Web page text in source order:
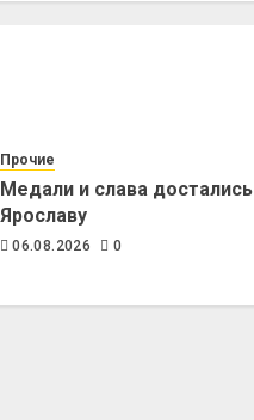
Прочие
Медали и слава достались
Ярославу
06.08.2026 0